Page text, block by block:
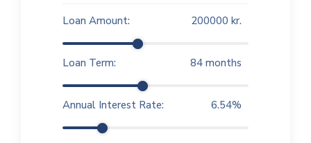
Loan Amount: 200000 kr.
Loan Term: 84 months
Annual Interest Rate: 6.54%